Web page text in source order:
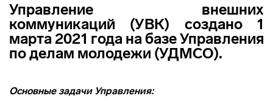
Управление внешних
коммуникаций (УВК) создано 1
марта 2021 года на базе Управления
по делам молодежи (УДМСО).
Основные задачи Управления: